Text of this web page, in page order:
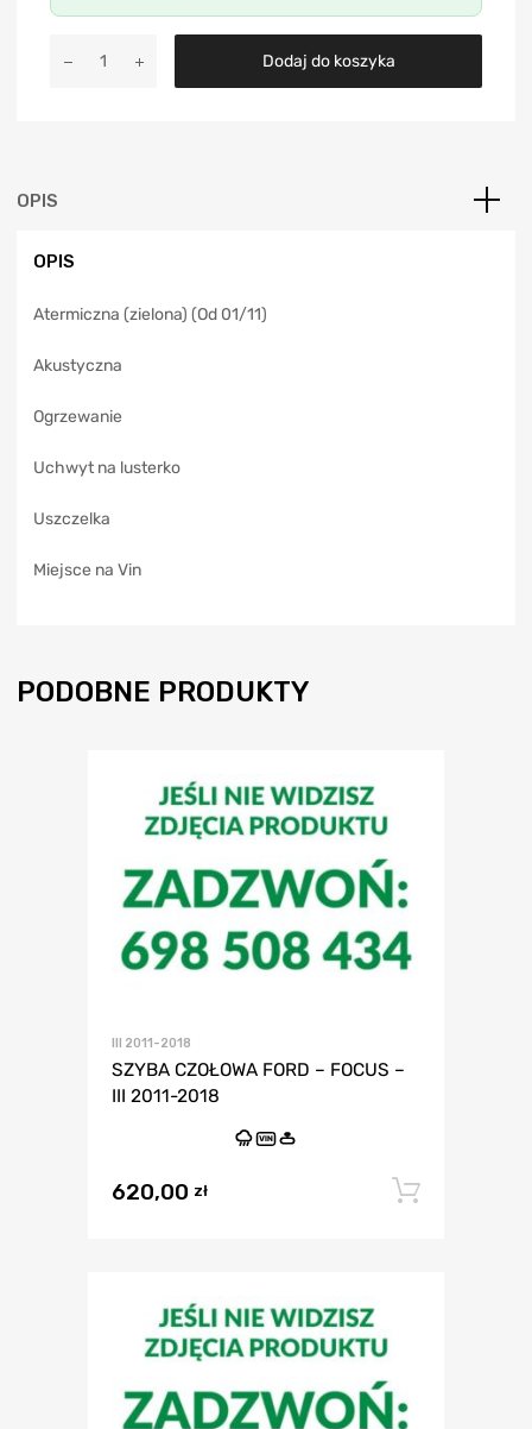
Dodaj do koszyka
a
OPIS
OPIS
Atermiczna (zielona) (Od 01/11)
Akustyczna
Ogrzewanie
Uchwyt na lusterko
Uszczelka
Miejsce na Vin
PODOBNE PRODUKTY
III 2011-2018
SZYBA CZOŁOWA FORD – FOCUS –
III 2011-2018
VIN
620,00 zł